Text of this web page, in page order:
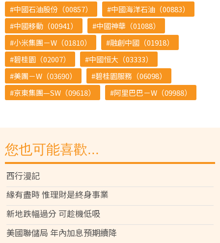
中國石油股份（00857）
中國海洋石油（00883）
中國移動（00941）
中國神華（01088）
小米集團－W（01810）
融創中國（01918）
碧桂園（02007）
中國恒大（03333）
美團－W（03690）
碧桂園服務（06098）
京東集團—SW（09618）
阿里巴巴－W（09988）
您也可能喜歡...
西行漫記
緣有盡時 惟理財是終身事業
新地跌幅過分 可趁機低吸
美國聯儲局 年內加息預期續降